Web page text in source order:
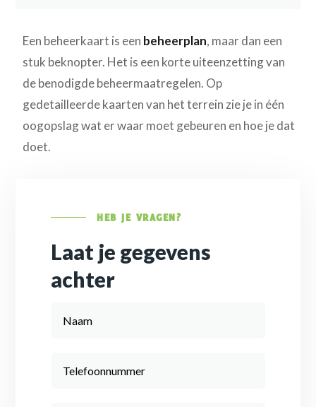
Een beheerkaart is een beheerplan, maar dan een
stuk beknopter. Het is een korte uiteenzetting van
de benodigde beheermaatregelen. Op
gedetailleerde kaarten van het terrein zie je in één
oogopslag wat er waar moet gebeuren en hoe je dat
doet.
HEB JE VRAGEN?
Laat je gegevens
achter